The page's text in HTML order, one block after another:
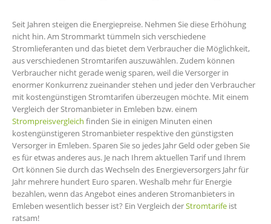
Seit Jahren steigen die Energiepreise. Nehmen Sie diese Erhöhung
nicht hin. Am Strommarkt tümmeln sich verschiedene
Stromlieferanten und das bietet dem Verbraucher die Möglichkeit,
aus verschiedenen Stromtarifen auszuwählen. Zudem können
Verbraucher nicht gerade wenig sparen, weil die Versorger in
enormer Konkurrenz zueinander stehen und jeder den Verbraucher
mit kostengünstigen Stromtarifen überzeugen möchte. Mit einem
Vergleich der Stromanbieter in Emleben bzw. einem
Strompreisvergleich finden Sie in einigen Minuten einen
kostengünstigeren Stromanbieter respektive den günstigsten
Versorger in Emleben. Sparen Sie so jedes Jahr Geld oder geben Sie
es für etwas anderes aus. Je nach Ihrem aktuellen Tarif und Ihrem
Ort können Sie durch das Wechseln des Energieversorgers Jahr für
Jahr mehrere hundert Euro sparen. Weshalb mehr für Energie
bezahlen, wenn das Angebot eines anderen Stromanbieters in
Emleben wesentlich besser ist? Ein Vergleich derStromtarife ist
ratsam!